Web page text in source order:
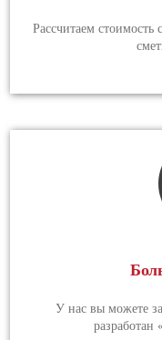
Рассчитаем стоимость
У нас вы можете